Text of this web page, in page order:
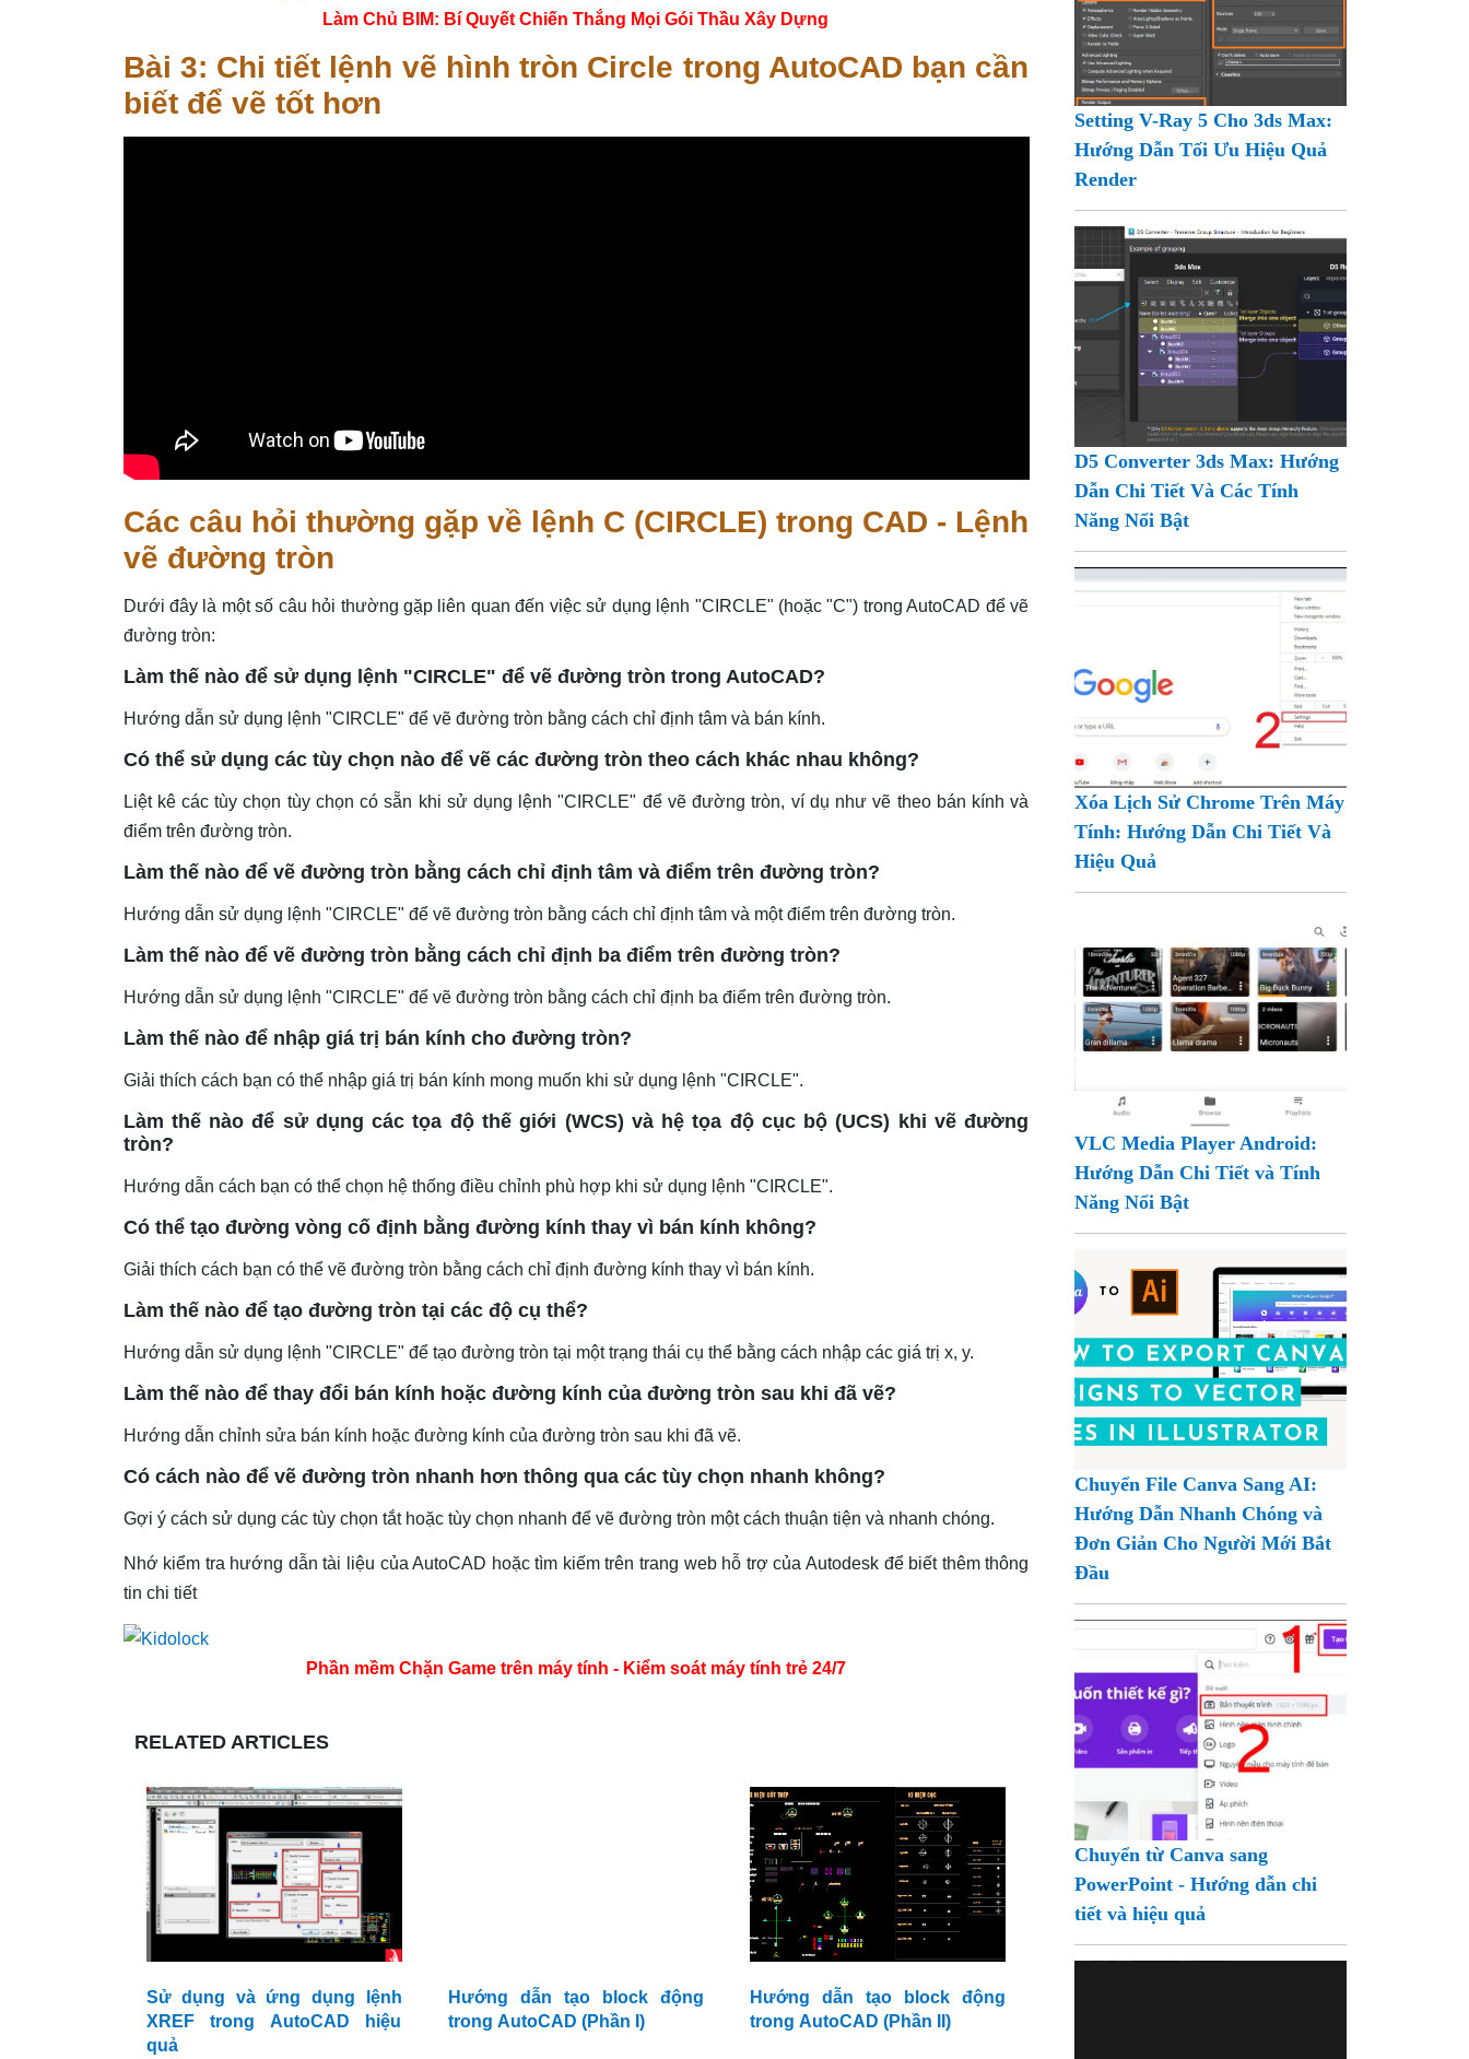
Làm Chủ BIM: Bí Quyết Chiến Thắng Mọi Gói Thầu Xây Dựng
Bài 3: Chi tiết lệnh vẽ hình tròn Circle trong AutoCAD bạn cần
biết để vẽ tốt hơn
Các câu hỏi thường gặp về lệnh C (CIRCLE) trong CAD - Lệnh
vẽ đường tròn
Dưới đây là một số câu hỏi thường gặp liên quan đến việc sử dụng lệnh "CIRCLE" (hoặc "C") trong AutoCAD để vẽ
đường tròn:
Làm thế nào để sử dụng lệnh "CIRCLE" để vẽ đường tròn trong AutoCAD?
Hướng dẫn sử dụng lệnh "CIRCLE" để vẽ đường tròn bằng cách chỉ định tâm và bán kính.
Có thể sử dụng các tùy chọn nào để vẽ các đường tròn theo cách khác nhau không?
Liệt kê các tùy chọn tùy chọn có sẵn khi sử dụng lệnh "CIRCLE" để vẽ đường tròn, ví dụ như vẽ theo bán kính và
điểm trên đường tròn.
Làm thế nào để vẽ đường tròn bằng cách chỉ định tâm và điểm trên đường tròn?
Hướng dẫn sử dụng lệnh "CIRCLE" để vẽ đường tròn bằng cách chỉ định tâm và một điểm trên đường tròn.
Làm thế nào để vẽ đường tròn bằng cách chỉ định ba điểm trên đường tròn?
Hướng dẫn sử dụng lệnh "CIRCLE" để vẽ đường tròn bằng cách chỉ định ba điểm trên đường tròn.
Làm thế nào để nhập giá trị bán kính cho đường tròn?
Giải thích cách bạn có thể nhập giá trị bán kính mong muốn khi sử dụng lệnh "CIRCLE".
Làm thế nào để sử dụng các tọa độ thế giới (WCS) và hệ tọa độ cục bộ (UCS) khi vẽ đường
tròn?
Hướng dẫn cách bạn có thể chọn hệ thống điều chỉnh phù hợp khi sử dụng lệnh "CIRCLE".
Có thể tạo đường vòng cố định bằng đường kính thay vì bán kính không?
Giải thích cách bạn có thể vẽ đường tròn bằng cách chỉ định đường kính thay vì bán kính.
Làm thế nào để tạo đường tròn tại các độ cụ thể?
Hướng dẫn sử dụng lệnh "CIRCLE" để tạo đường tròn tại một trạng thái cụ thể bằng cách nhập các giá trị x, y.
Làm thế nào để thay đổi bán kính hoặc đường kính của đường tròn sau khi đã vẽ?
Hướng dẫn chỉnh sửa bán kính hoặc đường kính của đường tròn sau khi đã vẽ.
Có cách nào để vẽ đường tròn nhanh hơn thông qua các tùy chọn nhanh không?
Gợi ý cách sử dụng các tùy chọn tắt hoặc tùy chọn nhanh để vẽ đường tròn một cách thuận tiện và nhanh chóng.
Nhớ kiểm tra hướng dẫn tài liệu của AutoCAD hoặc tìm kiếm trên trang web hỗ trợ của Autodesk để biết thêm thông
tin chi tiết
Phần mềm Chặn Game trên máy tính - Kiểm soát máy tính trẻ 24/7
RELATED ARTICLES
Sử dụng và ứng dụng lệnh
XREF trong AutoCAD hiệu
quả
Hướng dẫn tạo block động
trong AutoCAD (Phần I)
Hướng dẫn tạo block động
trong AutoCAD (Phần II)
Setting V-Ray 5 Cho 3ds Max:
Hướng Dẫn Tối Ưu Hiệu Quả
Render
D5 Converter 3ds Max: Hướng
Dẫn Chi Tiết Và Các Tính
Năng Nổi Bật
Xóa Lịch Sử Chrome Trên Máy
Tính: Hướng Dẫn Chi Tiết Và
Hiệu Quả
VLC Media Player Android:
Hướng Dẫn Chi Tiết và Tính
Năng Nổi Bật
Chuyển File Canva Sang AI:
Hướng Dẫn Nhanh Chóng và
Đơn Giản Cho Người Mới Bắt
Đầu
Chuyển từ Canva sang
PowerPoint - Hướng dẫn chi
tiết và hiệu quả